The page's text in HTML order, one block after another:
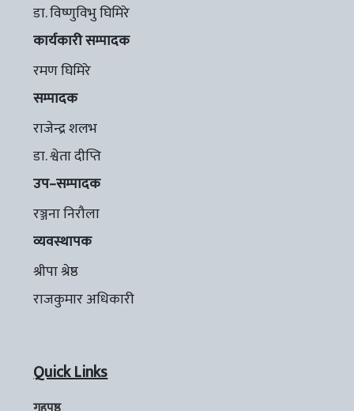
डा. विष्णुविभु घिमिरे
कार्यकारी सम्पादक
रमण घिमिरे
सम्पादक
राजेन्द्र शलभ
डा. श्वेता दीप्ति
उप–सम्पादक
रञ्जना निरौला
व्यवस्थापक
श्रीपा श्रेष्ठ
राजकुमार अधिकारी
Quick Links